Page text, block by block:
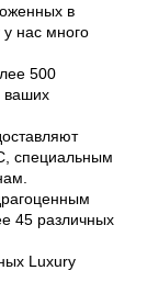
в
нас много
500
ваших
специальным
45 различных
Luxury